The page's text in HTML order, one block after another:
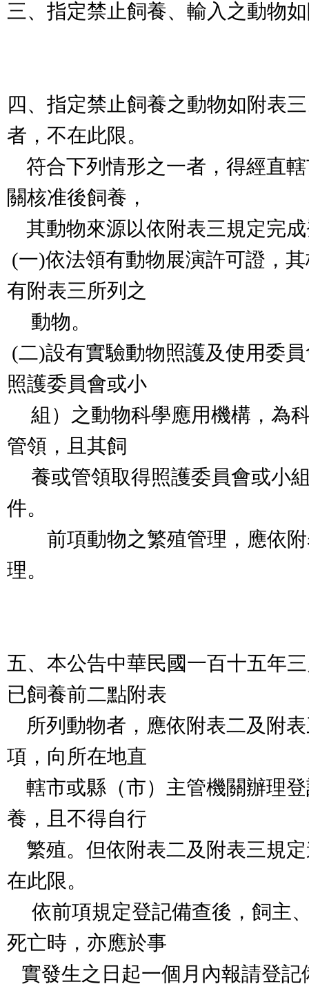
三、指定禁止飼養、輸入之動物
四、指定禁止飼養之動物如附表
者，不在此限。
符合下列情形之一者，得經直
關核准後飼養，
其動物來源以依附表三規定完
(一)依法領有動物展演許可證，
有附表三所列之
動物。
(二)設有實驗動物照護及使用委
照護委員會或小
組）之動物科學應用機構，為
管領，且其飼
養或管領取得照護委員會或小
件。
前項動物之繁殖管理，應依附
理。
五、本公告中華民國一百十五年
已飼養前二點附表
所列動物者，應依附表二及附
項，向所在地直
轄市或縣（市）主管機關辦理
養，且不得自行
繁殖。但依附表二及附表三規
在此限。
依前項規定登記備查後，飼主
死亡時，亦應於事
實發生之日起一個月內報請登記